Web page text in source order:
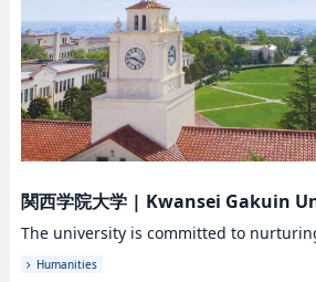
関西学院大学| Kwansei Gakuin
The university is committed to
Humanities